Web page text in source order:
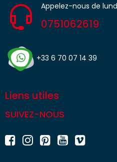
Appelez-nous de
0751062619
+33 6 70 07 14 39
Liens utiles
SUIVEZ-NOUS